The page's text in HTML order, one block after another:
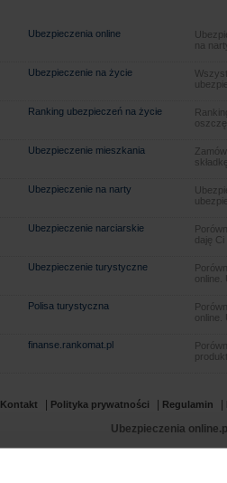
Ubezpieczenia online
na
Ubezpieczenie na życie
Ranking ubezpieczeń na życie
Ubezpieczenie mieszkania
Ubezpieczenie na narty
Ubezpieczenie narciarskie
daję
Ubezpieczenie turystyczne
Polisa turystyczna
finanse.rankomat.pl
Kontakt Polityka prywatności Regulamin
Ubezpieczenia